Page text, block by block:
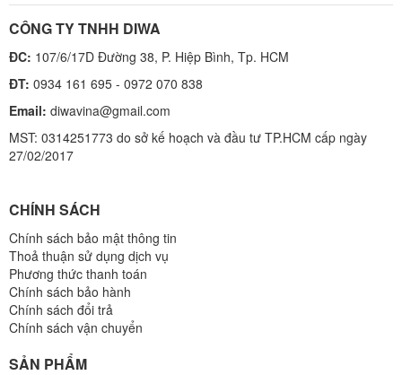
CÔNG TY TNHH DIWA
ĐC: 107/6/17D Đường 38, P. Hiệp Bình, Tp. HCM
ĐT: 0934 161 695 - 0972 070 838
Email: diwavina@gmail.com
MST: 0314251773 do sở kế hoạch và đầu tư TP.HCM cấp ngày
27/02/2017
CHÍNH SÁCH
Chính sách bảo mật thông tin
Thoả thuận sử dụng dịch vụ
Phương thức thanh toán
Chính sách bảo hành
Chính sách đổi trả
Chính sách vận chuyển
SẢN PHẨM